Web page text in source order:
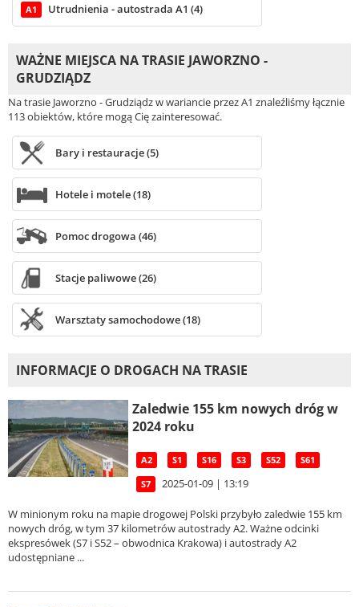
A1 Utrudnienia - autostrada A1 (4)
WAŻNE MIEJSCA NA TRASIE JAWORZNO -
GRUDZIĄDZ
Na trasie Jaworzno - Grudziądz w wariancie przez A1 znaleźliśmy łącznie
113 obiektów, które mogą Cię zainteresować.
Bary i restauracje (5)
Hotele i motele (18)
Pomoc drogowa (46)
Stacje paliwowe (26)
Warsztaty samochodowe (18)
INFORMACJE O DROGACH NA TRASIE
Zaledwie 155 km nowych dróg w
2024 roku
A2 S1 S16 S3 S52 S61
S7 2025-01-09 | 13:19
W minionym roku na mapie drogowej Polski przybyło zaledwie 155 km
nowych dróg, w tym 37 kilometrów autostrady A2. Ważne odcinki
ekspresówek (S7 i S52 – obwodnica Krakowa) i autostrady A2
udostępniane ...